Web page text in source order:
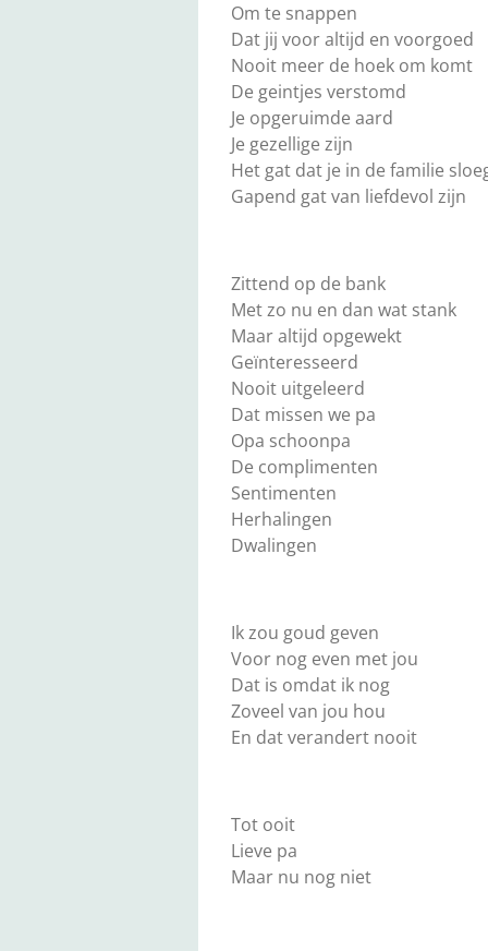
Om te snappen
Dat jij voor altijd en voorgoed
Nooit meer de hoek om komt
De geintjes verstomd
Je opgeruimde aard
Je gezellige zijn
Het gat dat je in de familie
Gapend gat van liefdevol zijn
Zittend op de bank
Met zo nu en dan wat stank
Maar altijd opgewekt
Geïnteresseerd
Nooit uitgeleerd
Dat missen we pa
Opa schoonpa
De complimenten
Sentimenten
Herhalingen
Dwalingen
Ik zou goud geven
Voor nog even met jou
Dat is omdat ik nog
Zoveel van jou hou
En dat verandert nooit
Tot ooit
Lieve pa
Maar nu nog niet